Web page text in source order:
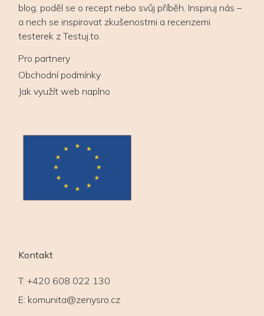
blog, poděl se o recept nebo svůj příběh. Inspiruj nás –
a nech se inspirovat zkušenostmi a recenzemi
testerek z Testuj.to.
Pro partnery
Obchodní podmínky
Jak využít web naplno
Kontakt
T: +420 608 022 130
E: komunita@zenysro.cz